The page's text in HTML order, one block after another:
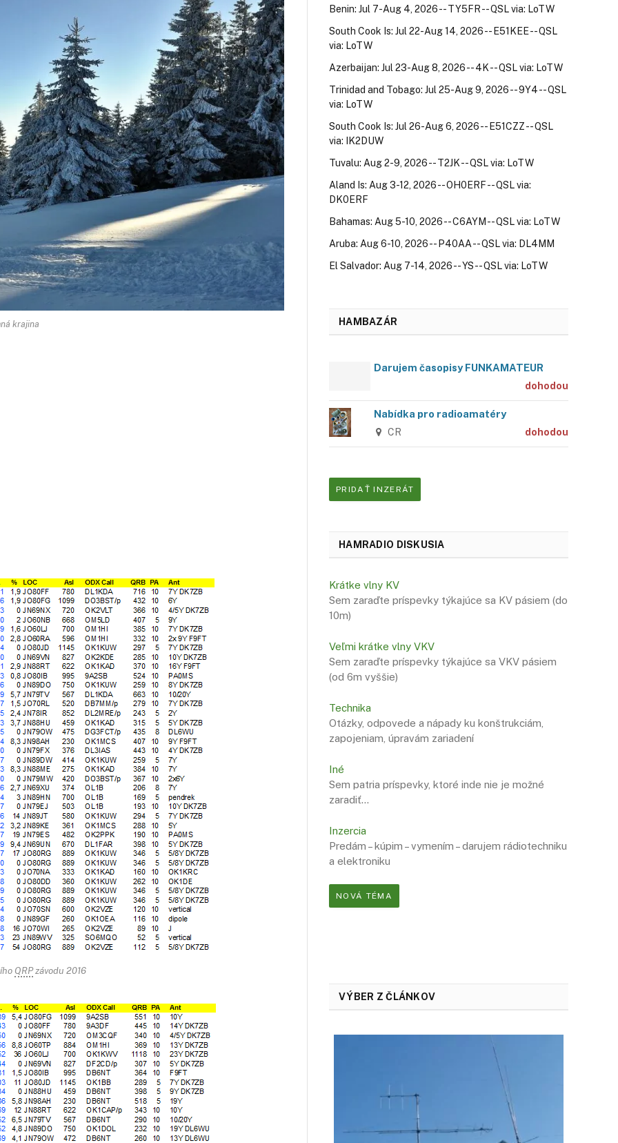
krajina
QRPzávodu 2016
Benin: Jul 7-Aug 4, 2026 -- TY5FR -- QSL via: LoTW
South Cook Is: Jul 22-Aug 14, 2026 -- E51KEE -- QSL
via: LoTW
Azerbaijan: Jul 23-Aug 8, 2026 -- 4K -- QSL via: LoTW
Trinidad and Tobago: Jul 25-Aug 9, 2026 -- 9Y4 -- QSL
via: LoTW
South Cook Is: Jul 26-Aug 6, 2026 -- E51CZZ -- QSL
via: IK2DUW
Tuvalu: Aug 2-9, 2026 -- T2JK -- QSL via: LoTW
Aland Is: Aug 3-12, 2026 -- OH0ERF -- QSL via:
DK0ERF
Bahamas: Aug 5-10, 2026 -- C6AYM -- QSL via: LoTW
Aruba: Aug 6-10, 2026 -- P40AA -- QSL via: DL4MM
El Salvador: Aug 7-14, 2026 -- YS -- QSL via: LoTW
HAMBAZÁR
Darujem časopisy FUNKAMATEUR
dohodou
Nabídka pro radioamatéry
CR dohodou
PRIDAŤ INZERÁT
HAMRADIO DISKUSIA
Krátke vlny KV
Sem zaraďte príspevky týkajúce sa KV pásiem (do
10m)
Veľmi krátke vlny VKV
Sem zaraďte príspevky týkajúce sa VKV pásiem
(od 6m vyššie)
Technika
Otázky, odpovede a nápady ku konštrukciám,
zapojeniam, úpravám zariadení
Iné
Sem patria príspevky, ktoré inde nie je možné
zaradiť…
Inzercia
Predám – kúpim – vymením – darujem rádiotechniku
a elektroniku
NOVÁ TÉMA
VÝBER Z ČLÁNKOV